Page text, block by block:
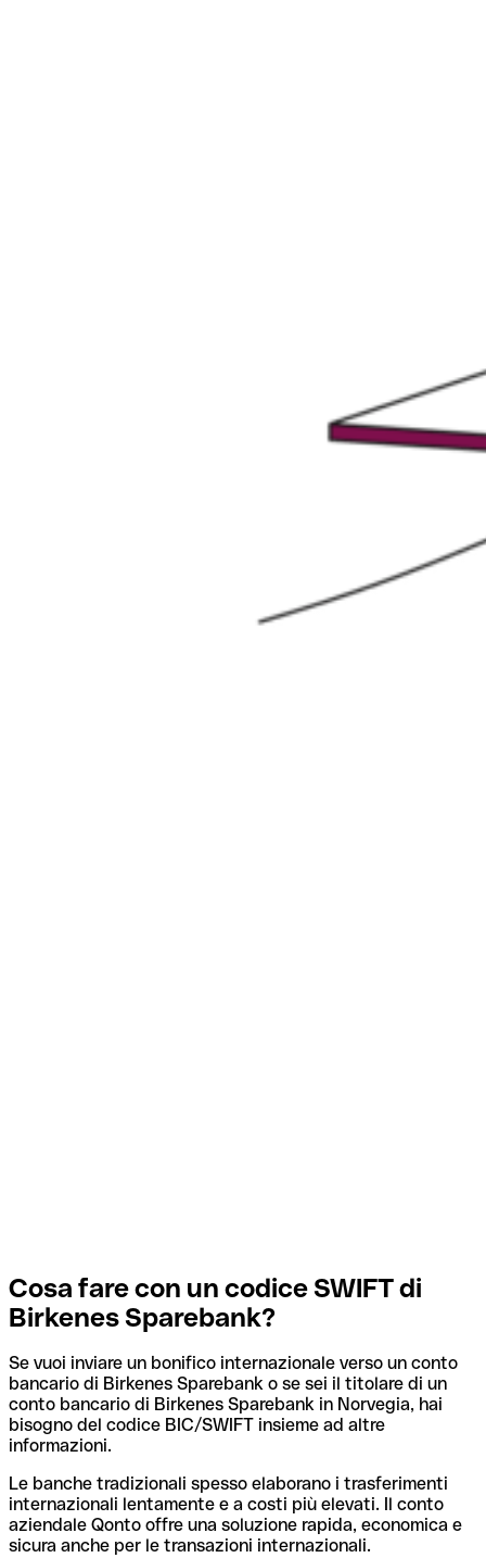
Cosa fare con un codice SWIFT di
Birkenes Sparebank?
Se vuoi inviare un bonifico internazionale verso un conto
bancario di Birkenes Sparebank o se sei il titolare di un
conto bancario di Birkenes Sparebank in Norvegia, hai
bisogno del codice BIC/SWIFT insieme ad altre
informazioni.
Le banche tradizionali spesso elaborano i trasferimenti
internazionali lentamente e a costi più elevati. Il conto
aziendale Qonto offre una soluzione rapida, economica e
sicura anche per le transazioni internazionali.